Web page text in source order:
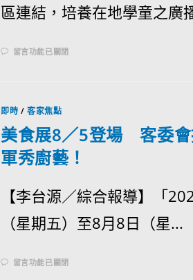
區連結，培養在地學童之廣
留言功能已關閉
即時 /客家焦點
美食展8／5登場 客委會
軍秀廚藝！
【李台源／綜合報導】「
（星期五）至8月8日（星...
留言功能已關閉